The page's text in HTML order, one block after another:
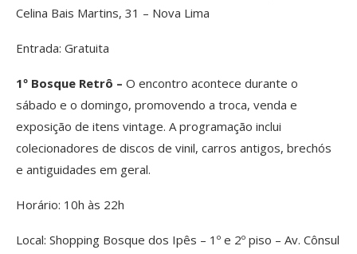
Celina Bais Martins, 31 – Nova Lima
Entrada: Gratuita
1º Bosque Retrô – O encontro acontece durante o
sábado e o domingo, promovendo a troca, venda e
exposição de itens vintage. A programação inclui
colecionadores de discos de vinil, carros antigos, brechós
e antiguidades em geral.
Horário: 10h às 22h
Local: Shopping Bosque dos Ipês – 1º e 2º piso – Av. Cônsul